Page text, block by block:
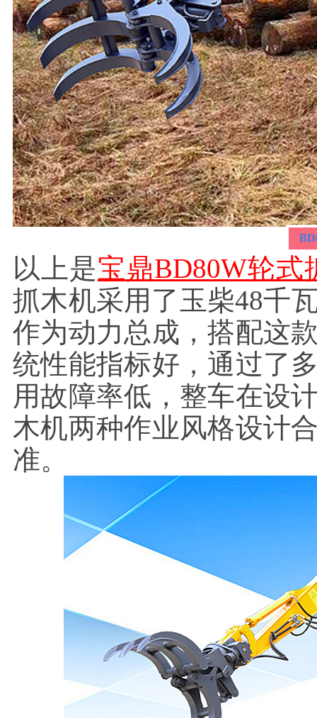
以上是宝鼎BD80W轮式
抓木机采用了玉柴48千
作为动力总成，搭配这
统性能指标好，通过了
用故障率低，整车在设
木机两种作业风格设计
准。